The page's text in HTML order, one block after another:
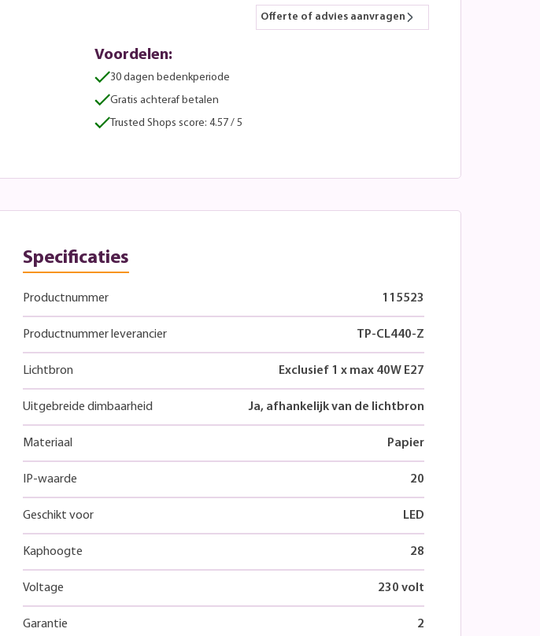
Offerte of advies aanvragen
Voordelen:
30 dagen bedenkperiode
Gratis achteraf betalen
Trusted Shops score: 4.57 / 5
Specificaties
Productnummer 115523
Productnummer leverancier TP-CL440-Z
Lichtbron Exclusief 1 x max 40W E27
Uitgebreide dimbaarheid Ja, afhankelijk van de lichtbron
Materiaal Papier
IP-waarde 20
Geschikt voor LED
Kaphoogte 28
Voltage 230 volt
Garantie 2